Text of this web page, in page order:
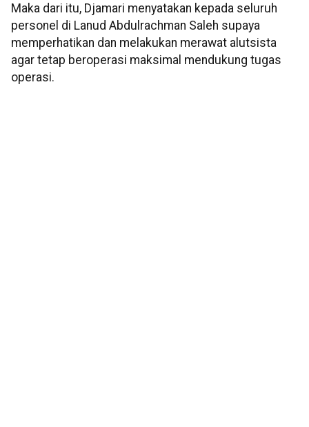
Maka dari itu, Djamari menyatakan kepada seluruh
personel di Lanud Abdulrachman Saleh supaya
memperhatikan dan melakukan merawat alutsista
agar tetap beroperasi maksimal mendukung tugas
operasi.